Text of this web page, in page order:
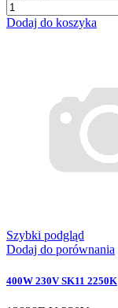
Dodaj do koszyka
Szybki podgląd
Dodaj do porównania
400W 230V SK11 2250K